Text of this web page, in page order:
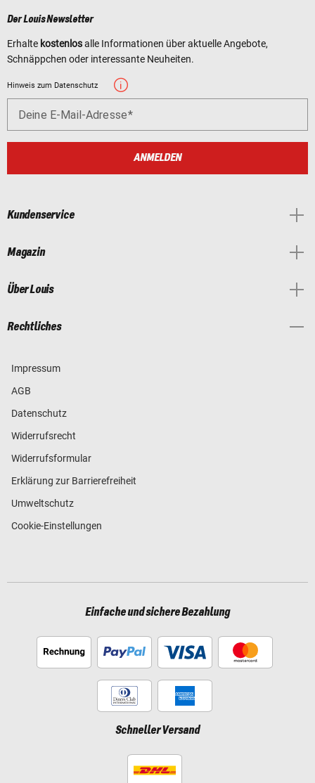
Der Louis Newsletter
Erhalte kostenlosalle Informationen über aktuelle Angebote,
Schnäppchen oder interessante Neuheiten.
Hinweis zum Datenschutz
Deine E-Mail-Adresse
ANMELDEN
Kundenservice
Magazin
Über Louis
Rechtliches
Impressum
AGB
Datenschutz
Widerrufsrecht
Widerrufsformular
Erklärung zur Barrierefreiheit
Umweltschutz
Cookie-Einstellungen
Einfache und sichere Bezahlung
Schneller Versand